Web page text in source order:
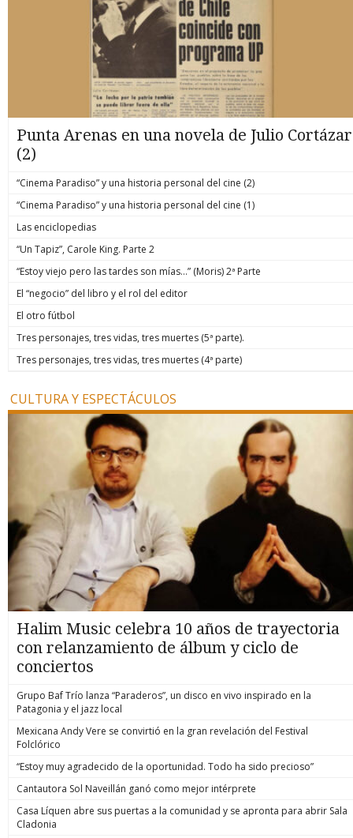
Punta Arenas en una novela de Julio Cortázar
(2)
“Cinema Paradiso” y una historia personal del cine (2)
“Cinema Paradiso” y una historia personal del cine (1)
Las enciclopedias
“Un Tapiz”, Carole King. Parte 2
“Estoy viejo pero las tardes son mías…” (Moris) 2ª Parte
El “negocio” del libro y el rol del editor
El otro fútbol
Tres personajes, tres vidas, tres muertes (5ª parte).
Tres personajes, tres vidas, tres muertes (4ª parte)
CULTURA Y ESPECTÁCULOS
Halim Music celebra 10 años de trayectoria
con relanzamiento de álbum y ciclo de
conciertos
Grupo Baf Trío lanza “Paraderos”, un disco en vivo inspirado en la
Patagonia y el jazz local
Mexicana Andy Vere se convirtió en la gran revelación del Festival
Folclórico
“Estoy muy agradecido de la oportunidad. Todo ha sido precioso”
Cantautora Sol Naveillán ganó como mejor intérprete
Casa Líquen abre sus puertas a la comunidad y se apronta para abrir Sala
Cladonia